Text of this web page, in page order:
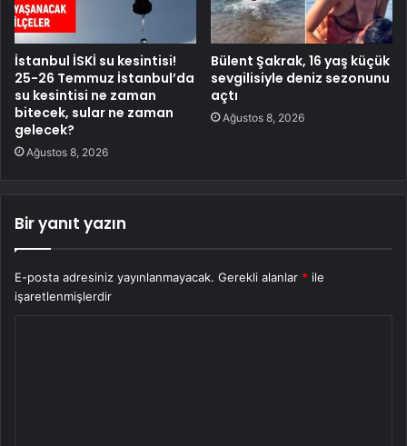
İstanbul İSKİ su kesintisi!
25-26 Temmuz İstanbul’da
su kesintisi ne zaman
bitecek, sular ne zaman
gelecek?
Ağustos 8, 2026
Bülent Şakrak, 16 yaş küçük
sevgilisiyle deniz sezonunu
açtı
Ağustos 8, 2026
Bir yanıt yazın
E-posta adresiniz yayınlanmayacak. Gerekli alanlar * ile
işaretlenmişlerdir